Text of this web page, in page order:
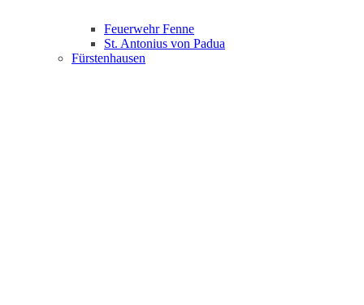
Feuerwehr Fenne
St. Antonius von Padua
Fürstenhausen